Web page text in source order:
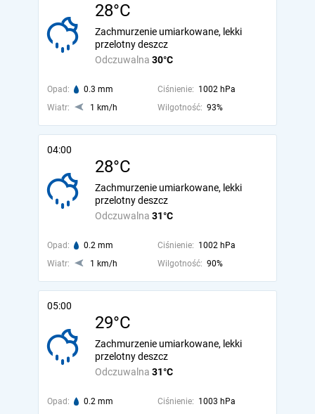
28°C
Odczuwalna 30°C
Zachmurzenie umiarkowane, lekki
przelotny deszcz
Opad: 0.3 mm Ciśnienie: 1002 hPa
Wiatr:
1 km/h Wilgotność: 93%
04:00
28°C
Odczuwalna 31°C
Zachmurzenie umiarkowane, lekki
przelotny deszcz
Opad: 0.2 mm Ciśnienie: 1002 hPa
Wiatr:
1 km/h Wilgotność: 90%
05:00
29°C
Odczuwalna 31°C
Zachmurzenie umiarkowane, lekki
przelotny deszcz
Opad: 0.2 mm Ciśnienie: 1003 hPa